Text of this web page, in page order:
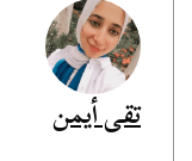
تقى أيمن